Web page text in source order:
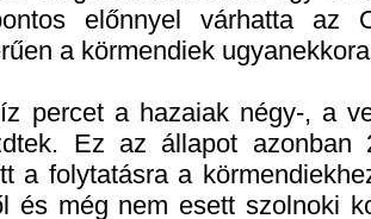
előnnyel várhatta az
a körmendiek
percet a hazaiak négy-, a
Ez az állapot azonban
a folytatásra a
és még nem esett szolnoki